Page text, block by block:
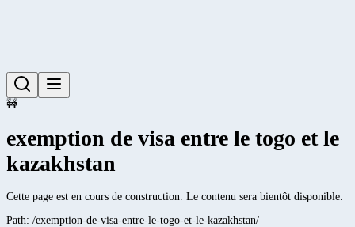
🚧
exemption de visa entre le togo et le
kazakhstan
Cette page est en cours de construction. Le contenu sera bientôt disponible.
Path: /exemption-de-visa-entre-le-togo-et-le-kazakhstan/